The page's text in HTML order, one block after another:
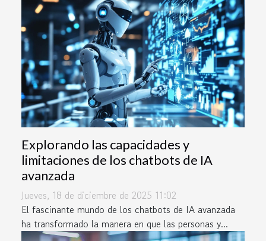
Explorando las capacidades y
limitaciones de los chatbots de IA
avanzada
Jueves, 18 de diciembre de 2025 11:02
El fascinante mundo de los chatbots de IA avanzada
ha transformado la manera en que las personas y...